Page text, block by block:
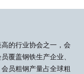
的行业协会之一，会
覆盖钢铁生产企业、
员粗钢产量占全球粗